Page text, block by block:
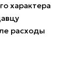
характера
расходы